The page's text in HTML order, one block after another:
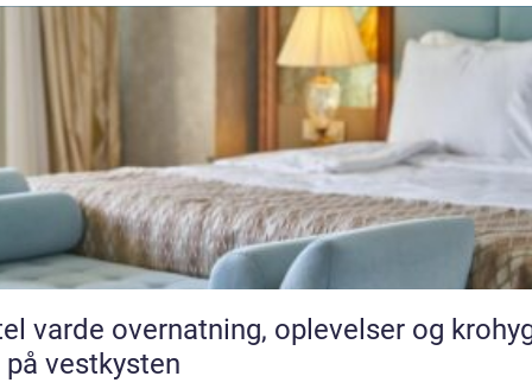
oplevelser og krohygge
vestkysten